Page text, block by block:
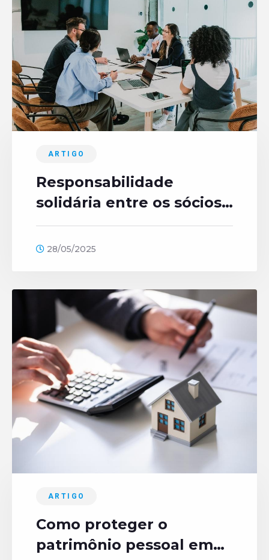
ARTIGO
Responsabilidade
solidária entre os sócios:
O que a lei permite?
28/05/2025
ARTIGO
Como proteger o
patrimônio pessoal em